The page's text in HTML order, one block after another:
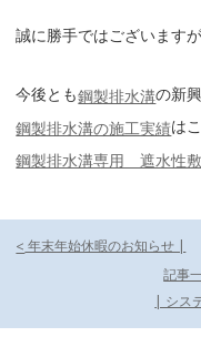
誠に勝手ではございます
今後とも鋼製排水溝の新
鋼製排水溝の施工実績は
鋼製排水溝専用 遮水性
投稿ナビゲーション
< 年末年始休暇のお知らせ |
記事
| シス